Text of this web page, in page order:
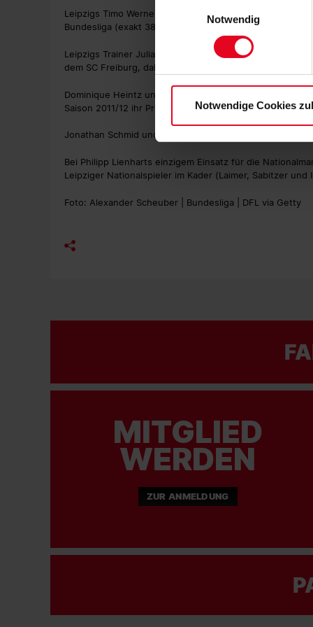
personenbezogenen Daten
Soweit Sie „Notwendige
Notwendig
Notwendige Cookies
Leipzigs Timo Werner beendete beim 1:1 gegen
Bundesliga (exakt 382 Minuten). Gegen Freiburg
Leipzigs Trainer Julian Nagelsmann gewann in der
dem SC Freiburg, dabei erzielte sein Team 7 Tore (3:1 H,
Dominique Heintz und Willi Orban wurden beide beim 1.
Saison 2011/12 ihr Profidebüt bei den Roten Teufeln.
Jonathan Schmid und Vincenzo Grifo wurden von
Bei Philipp Lienharts einzigem Einsatz für die
Leipziger Nationalspieler im Kader (Laimer, Sabitzer und
Foto: Alexander Scheuber | Bundesliga | DFL via Getty
MITGLIED
WERDEN
ZUR ANMELDUNG